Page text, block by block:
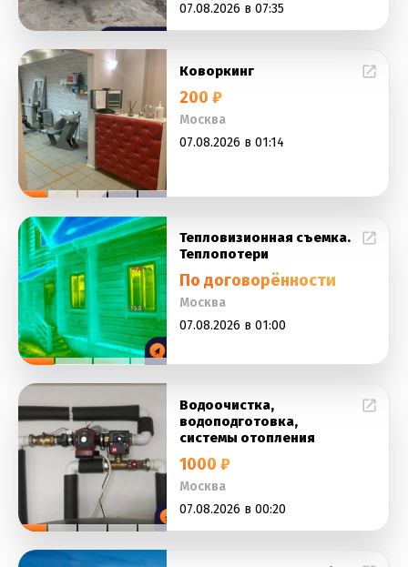
07.08.2026 в 07:35
Коворкинг
200 ₽
Москва
07.08.2026 в 01:14
Тепловизионная съемка.
Теплопотери
По договорённости
Москва
07.08.2026 в 01:00
Водоочистка,
водоподготовка,
системы отопления
1000 ₽
Москва
07.08.2026 в 00:20